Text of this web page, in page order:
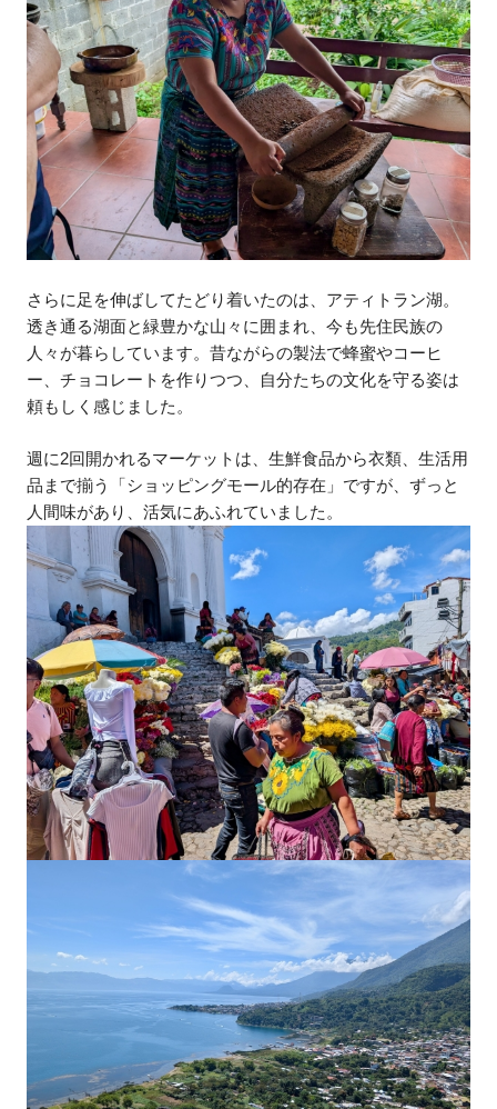
さらに足を伸ばしてたどり着いたのは、アティトラン湖。
透き通る湖面と緑豊かな山々に囲まれ、今も先住民族の
人々が暮らしています。昔ながらの製法で蜂蜜やコーヒ
ー、チョコレートを作りつつ、自分たちの文化を守る姿は
頼もしく感じました。
週に2回開かれるマーケットは、生鮮食品から衣類、生活用
品まで揃う「ショッピングモール的存在」ですが、ずっと
人間味があり、活気にあふれていました。